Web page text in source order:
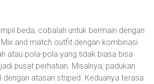
beda, cobalah untuk bermain dengan
and match outfit dengan kombinasi
atau pola-pola yang tidak biasa bisa
pusat perhatian. Misalnya, padukan
atasan striped. Keduanya terasa